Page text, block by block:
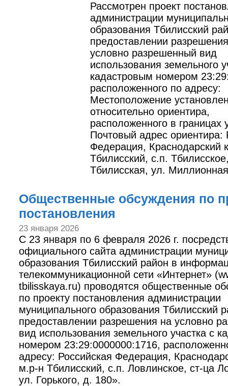
Рассмотрен проект
администрации
образования Тбилисский
предоставлении
условно разрешенный вид
использования земельного
кадастровым номером
расположенного по адресу:
Местоположение
относительно ориентира,
расположенного в границах
Почтовый адрес ориентира:
Федерация, Краснодарский
Тбилисский, с.п.
Тбилисская, ул.
Общественные обсуждения по
постановления
23 января 2026
С 23 января по 6 февраля 2026 г.
официального сайта администрации
образования Тбилисский район в
телекоммуникационной сети «Интернет»
tbilisskaya.ru) проводятся общественные
по проекту постановления администрации
муниципального образования Тбилисский
предоставлении разрешения на условно
вид использования земельного участка с
номером 23:29:0000000:1716,
адресу: Российская Федерация,
м.р-н Тбилисский, с.п. Ловлинское, ст-ца
ул. Горького, д. 180».